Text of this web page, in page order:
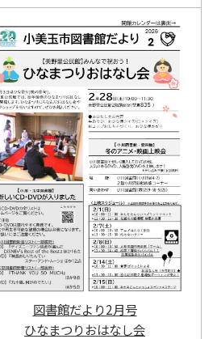
図書館だより2月号
ひなまつりおはなし会